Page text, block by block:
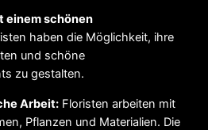
einem schönen
haben die Möglichkeit, ihre
und schöne
zu gestalten.
Arbeit: Floristen arbeiten mit
Pflanzen und Materialien. Die